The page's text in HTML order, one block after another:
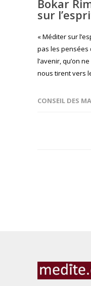
Bokar
sur
« Méditer sur
pas les pensées
l’avenir, qu’on
nous tirent vers
CONSEIL DES